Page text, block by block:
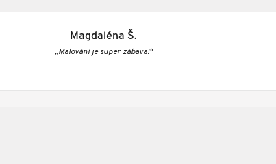
Magdaléna Š.
„Malování je super zábava!“